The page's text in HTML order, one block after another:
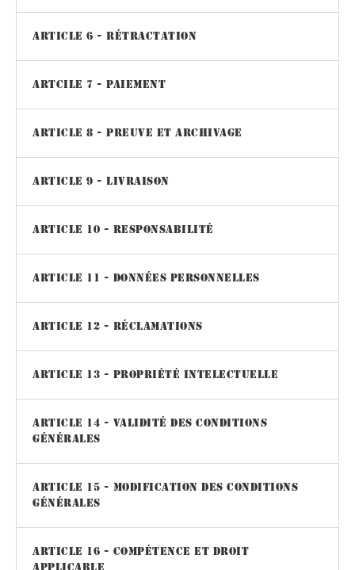
Article 6 - Rétractation
Artcile 7 - Paiement
Article 8 - Preuve et Archivage
Article 9 - Livraison
Article 10 - Responsabilité
Article 11 - Données personnelles
Article 12 - Réclamations
Article 13 - Propriété intelectuelle
Article 14 - Validité des Conditions
Générales
Article 15 - Modification des Conditions
Générales
Article 16 - Compétence et droit